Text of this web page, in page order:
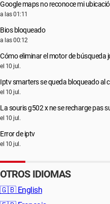
Google maps no reconoce mi
a las 01:11
Bios bloqueado
a las 00:12
Cómo eliminar el motor de búsqueda
el 10 jul.
Iptv smarters se queda bloqueado al
el 10 jul.
La souris g502 x ne se recharge pas
el 10 jul.
Error de iptv
el 10 jul.
OTROS IDIOMAS
🇬🇧 English